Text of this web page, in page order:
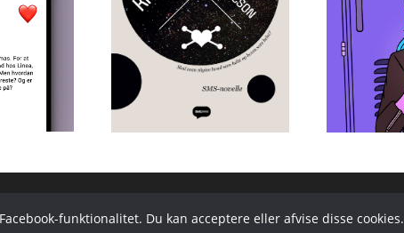
funktionalitet. Du kan acceptere eller afvise disse cookies.